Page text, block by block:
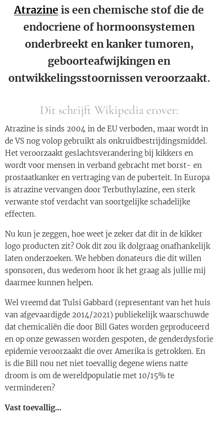
Atrazine is een chemische stof die de
endocriene of hormoonsystemen
onderbreekt en kanker tumoren,
geboorteafwijkingen en
ontwikkelingsstoornissen veroorzaakt.
Dit schrijft Wikipedia erover:
Atrazine is sinds 2004 in de EU verboden, maar wordt in
de VS nog volop gebruikt als onkruidbestrijdingsmiddel.
Het veroorzaakt geslachtsverandering bij kikkers en
wordt voor mensen in verband gebracht met borst- en
prostaatkanker en vertraging van de puberteit. In Europa
is atrazine vervangen door Terbuthylazine, een sterk
verwante stof verdacht van soortgelijke schadelijke
effecten.
Nu kun je zeggen, hoe weet je zeker dat dit in de kikker
logo producten zit? Ook dit zou ik dolgraag onafhankelijk
laten onderzoeken. We hebben donateurs die dit willen
sponsoren, dus wederom hoor ik het graag als jullie mij
daarmee kunnen helpen.
Wel vreemd dat Tulsi Gabbard (representant van het huis
van afgevaardigde 2014/2021) publiekelijk waarschuwde
dat chemicaliën die door Bill Gates worden geproduceerd
en op onze gewassen worden gespoten, de genderdysforie
epidemie veroorzaakt die over Amerika is getrokken. En
is die Bill nou net niet toevallig degene wiens natte
droom is om de wereldpopulatie met 10/15% te
verminderen?
Vast toevallig…